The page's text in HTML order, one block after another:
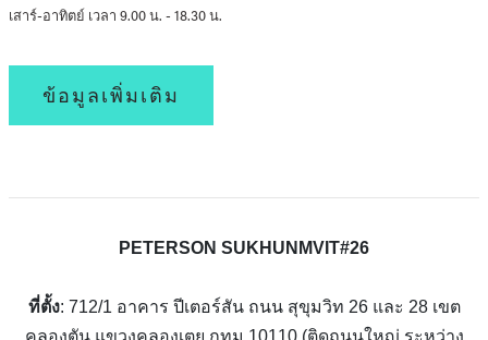
เสาร์-อาทิตย์ เวลา 9.00 น. - 18.30 น.
ข้อมูลเพิ่มเติม
PETERSON SUKHUNMVIT#26
ที่ตั้ง: 712/1 อาคาร ปีเตอร์สัน ถนน สุขุมวิท 26 และ 28 เขต
คลองตัน แขวงคลองเตย กทม 10110 (ติดถนนใหญ่ ระหว่าง